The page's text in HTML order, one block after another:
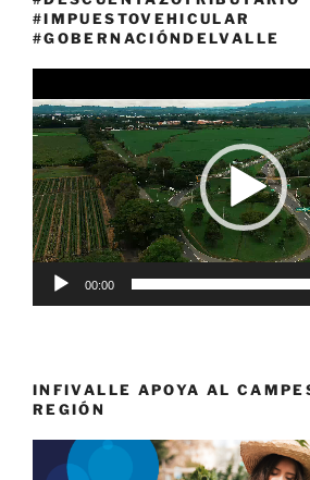
#IMPUESTOVEHICULAR
#GOBERNACIÓNDELVALLE
de
vídeo
00:00
INFIVALLE APOYA AL
REGIÓN